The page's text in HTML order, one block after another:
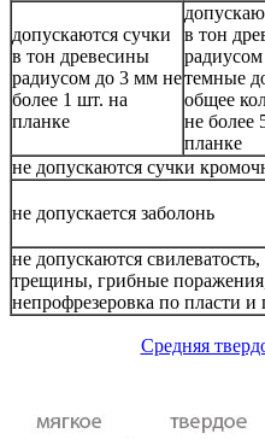
допускаются сучки
в тон древесины
радиусом до 3 мм не
более 1 шт. на
планке
в тон
темные
общее
не более
планке
не допускаются сучки
не допускается заболонь
не допускаются
трещины, грибные
непрофрезеровка по пласти
Средняя